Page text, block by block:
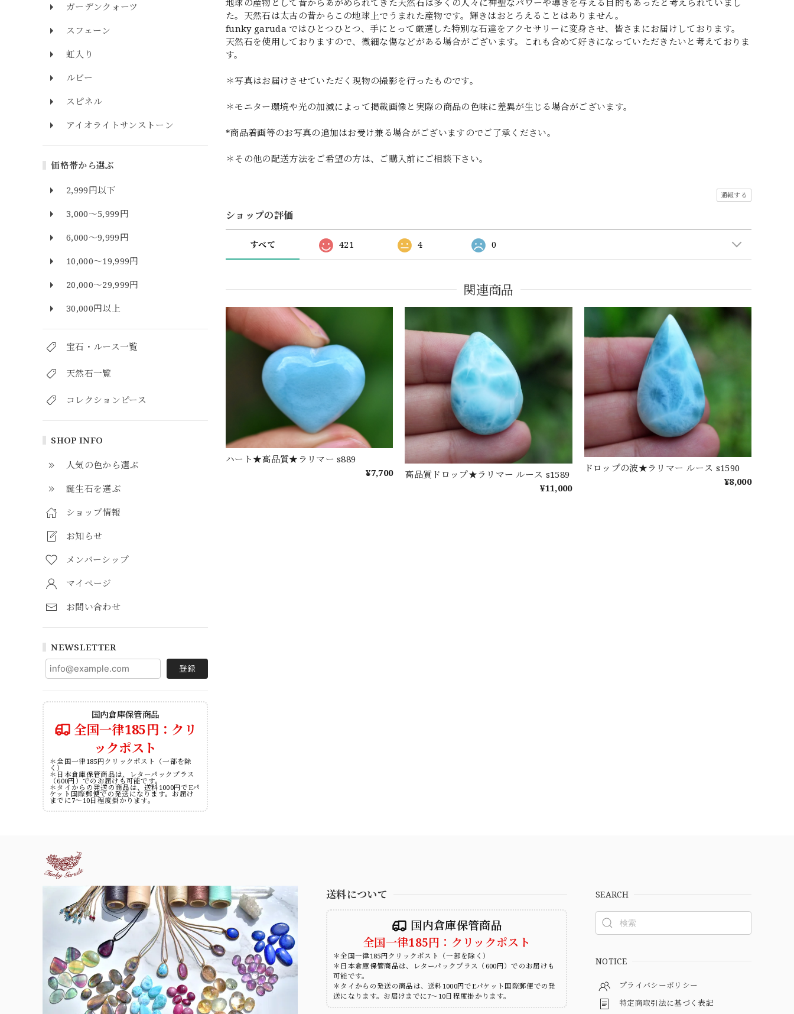
ガーデンクォーツ
スフェーン
虹入り
ルビー
スピネル
アイオライトサンストーン
価格帯から選ぶ
2,999円以下
3,000～5,999円
6,000～9,999円
10,000～19,999円
20,000～29,999円
30,000円以上
宝石・ルース一覧
天然石一覧
コレクションピース
SHOP INFO
人気の色から選ぶ
誕生石を選ぶ
ショップ情報
お知らせ
メンバーシップ
マイページ
お問い合わせ
NEWSLETTER
登録
国内倉庫保管商品
全国一律185円：クリ
ックポスト
＊全国一律185円クリックポスト（一部を除
く）
＊日本倉庫保管商品は、レターパックプラス
（600円）でのお届けも可能です。
＊タイからの発送の商品は、送料1000円でEパ
ケット国際郵便での発送になります。お届け
までに7～10日程度掛かります。
地球の産物として昔からあがめられてきた天然石は多くの人々に神聖なパワーや導きを与える目的もあったと考えられていまし
た。天然石は太古の昔からこの地球上でうまれた産物です。輝きはおとろえることはありません。
funky garuda ではひとつひとつ、手にとって厳選した特別な石達をアクセサリーに変身させ、皆さまにお届けしております。
天然石を使用しておりますので、微細な傷などがある場合がございます。これも含めて好きになっていただきたいと考えておりま
す。
＊写真はお届けさせていただく現物の撮影を行ったものです。
＊モニター環境や光の加減によって掲載画像と実際の商品の色味に差異が生じる場合がございます。
*商品着画等のお写真の追加はお受け兼る場合がございますのでご了承ください。
＊その他の配送方法をご希望の方は、ご購入前にご相談下さい。
通報する
ショップの評価
すべて 421 4 0
関連商品
ハート★高品質★ラリマー s889
¥7,700
高品質ドロップ★ラリマー ルース s1589
¥11,000
ドロップの波★ラリマー ルース s1590
¥8,000
送料について
国内倉庫保管商品
全国一律185円：クリックポスト
＊全国一律185円クリックポスト（一部を除く）
＊日本倉庫保管商品は、レターパックプラス（600円）でのお届けも
可能です。
＊タイからの発送の商品は、送料1000円でEパケット国際郵便での発
送になります。お届けまでに7～10日程度掛かります。
SEARCH
NOTICE
プライバシーポリシー
特定商取引法に基づく表記